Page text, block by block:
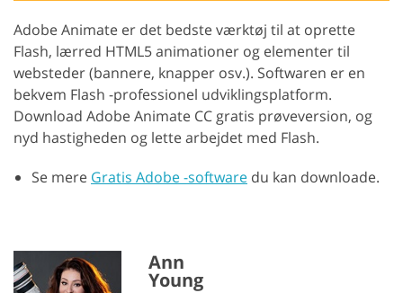
Adobe Animate er det bedste værktøj til at oprette
Flash, lærred HTML5 animationer og elementer til
websteder (bannere, knapper osv.). Softwaren er en
bekvem Flash -professionel udviklingsplatform.
Download Adobe Animate CC gratis prøveversion, og
nyd hastigheden og lette arbejdet med Flash.
Se mere Gratis Adobe -software du kan downloade.
Ann
Young